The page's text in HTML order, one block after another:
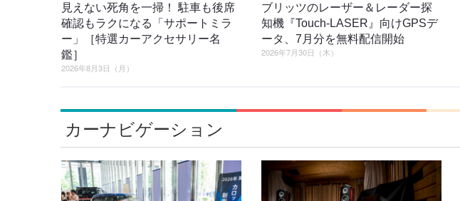
見えない死角を一掃！ 駐車も後席
確認もラクになる「サポートミラ
ー」［特選カーアクセサリー名
鑑］
2026年8月3日（月）
ブリッツのレーザー＆レーダー探
知機『Touch-LASER』向けGPSデ
ータ、7月分を無料配信開始
2026年7月30日（木）
カーナビゲーション